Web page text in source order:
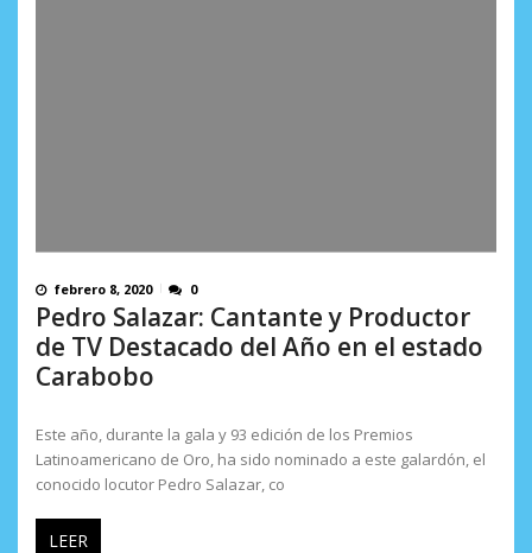
febrero 8, 2020 0
Pedro Salazar: Cantante y Productor
de TV Destacado del Año en el estado
Carabobo
Este año, durante la gala y 93 edición de los Premios
Latinoamericano de Oro, ha sido nominado a este galardón, el
conocido locutor Pedro Salazar, co
LEER